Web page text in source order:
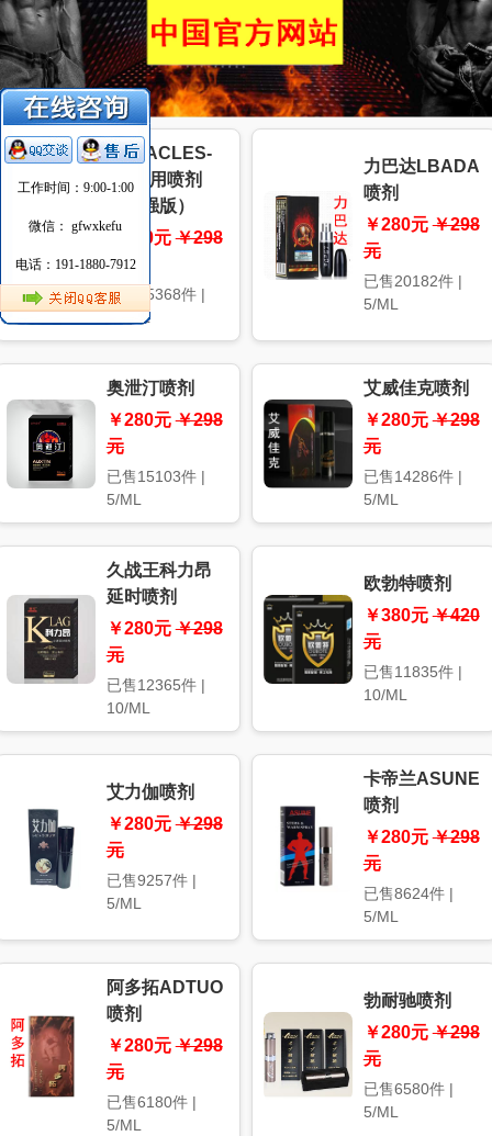
专注成人用品20年 情趣用品第E站
HERACLES-
SK男用喷剂
（加强版）
￥260元 ￥298
元
已售15368件 |
10/ML
力巴达LBADA
喷剂
￥280元 ￥298
元
已售20182件 |
5/ML
奥泄汀喷剂
￥280元 ￥298
元
已售15103件 |
5/ML
艾威佳克喷剂
￥280元 ￥298
元
已售14286件 |
5/ML
久战王科力昂
延时喷剂
￥280元 ￥298
元
已售12365件 |
10/ML
欧勃特喷剂
￥380元 ￥420
元
已售11835件 |
10/ML
艾力伽喷剂
￥280元 ￥298
元
已售9257件 |
5/ML
卡帝兰ASUNE
喷剂
￥280元 ￥298
元
已售8624件 |
5/ML
阿多拓ADTUO
喷剂
￥280元 ￥298
元
已售6180件 |
5/ML
勃耐驰喷剂
￥280元 ￥298
元
已售6580件 |
5/ML
工作时间：9:00-1:00
微信： gfwxkefu
电话：191-1880-7912